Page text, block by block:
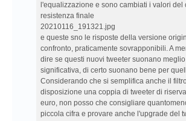
l'equalizzazione e sono cambiati i valori
resistenza finale
20210116_191321.jpg
e queste sno le risposte della versione
confronto, praticamente sovrapponibili. A
dire se questi nuovi tweeter suonano
significativa, di certo suonano bene per
Considerando che si semplifica anche il
disposizione una coppia di tweeter di
euro, non posso che consigliare
piccola cifra e provare anche l'upgrade del